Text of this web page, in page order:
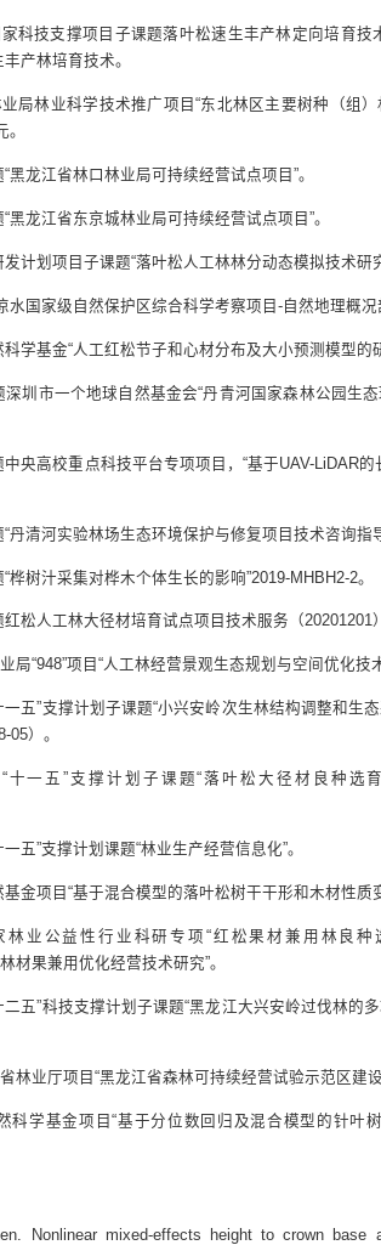
科技支撑项目子课题落叶松速生丰产林定向培育技
产林培育技术。
局林业科学技术推广项目“东北林区主要树种（组
黑龙江省林口林业局可持续经营试点项目”。
黑龙江省东京城林业局可持续经营试点项目”。
计划项目子课题“落叶松人工林林分动态模拟技术研究
水国家级自然保护区综合科学考察项目-自然地理概况
学基金“人工红松节子和心材分布及大小预测模型的
深圳市一个地球自然基金会“丹青河国家森林公园生
央高校重点科技平台专项项目，“基于UAV-LiDAR
丹清河实验林场生态环境保护与修复项目技术咨询指
桦树汁采集对桦木个体生长的影响”2019-MHBH2-2。
松人工林大径材培育试点项目技术服务（20201201
局“948”项目“人工林经营景观生态规划与空间优化技
五”支撑计划子课题“小兴安岭次生林结构调整和生
05）。
“十一五”支撑计划子课题“落叶松大径材良种选
五”支撑计划课题“林业生产经营信息化”。
金项目“基于混合模型的落叶松树干干形和木材性质
林业公益性行业科研专项“红松果材兼用林良
材果兼用优化经营技术研究”。
五”科技支撑计划子课题“黑龙江大兴安岭过伐林的
林业厅项目“黑龙江省森林可持续经营试验示范区建设
科学基金项目“基于分位数回归及混合模型的针叶
Nonlinear mixed-effects height to crown base